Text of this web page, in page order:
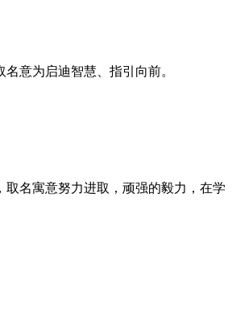
意为启迪智慧、指引向前。
取名寓意努力进取，顽强的毅力，在学